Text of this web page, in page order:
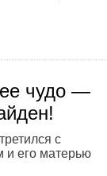
чудо —
с
его матерью